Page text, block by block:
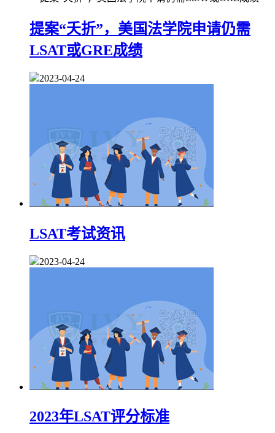
提案“夭折”，美国法学院申请仍需
LSAT或GRE成绩
2023-04-24
LSAT考试资讯
2023-04-24
2023年LSAT评分标准